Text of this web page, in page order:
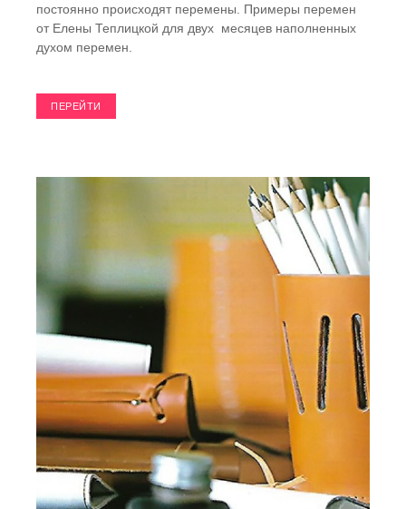
постоянно происходят перемены. Примеры перемен
от Елены Теплицкой для двух месяцев наполненных
духом перемен.
ПЕРЕЙТИ